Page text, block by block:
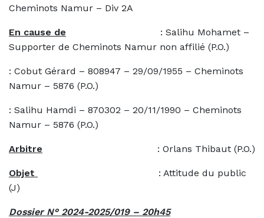
Cheminots Namur – Div 2A
En cause de : Salihu Mohamet –
Supporter de Cheminots Namur non affilié (P.O.)
: Cobut Gérard – 808947 – 29/09/1955 – Cheminots
Namur – 5876 (P.O.)
: Salihu Hamdi – 870302 – 20/11/1990 – Cheminots
Namur – 5876 (P.O.)
Arbitre : Orlans Thibaut (P.O.)
Objet
: Attitude du public
(J)
Dossier N° 2024-2025/019 – 20h45